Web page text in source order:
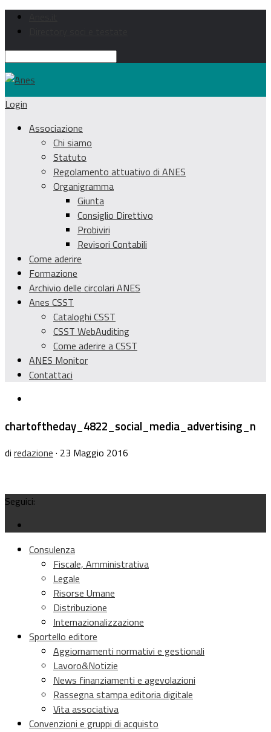
Login
Associazione
Chi siamo
Statuto
Regolamento attuativo di ANES
Organigramma
Giunta
Consiglio Direttivo
Probiviri
Revisori Contabili
Come aderire
Formazione
Archivio delle circolari ANES
Anes CSST
Cataloghi CSST
CSST WebAuditing
Come aderire a CSST
ANES Monitor
Contattaci
chartoftheday_4822_social_media_advertising_n
di redazione · 23 Maggio 2016
Seguici:
Consulenza
Fiscale, Amministrativa
Legale
Risorse Umane
Distribuzione
Internazionalizzazione
Sportello editore
Aggiornamenti normativi e gestionali
Lavoro&Notizie
News finanziamenti e agevolazioni
Rassegna stampa editoria digitale
Vita associativa
Convenzioni e gruppi di acquisto